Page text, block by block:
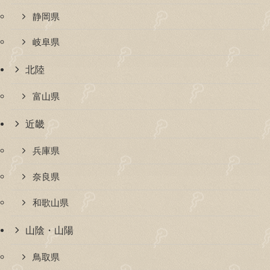
静岡県
岐阜県
北陸
富山県
近畿
兵庫県
奈良県
和歌山県
山陰・山陽
鳥取県